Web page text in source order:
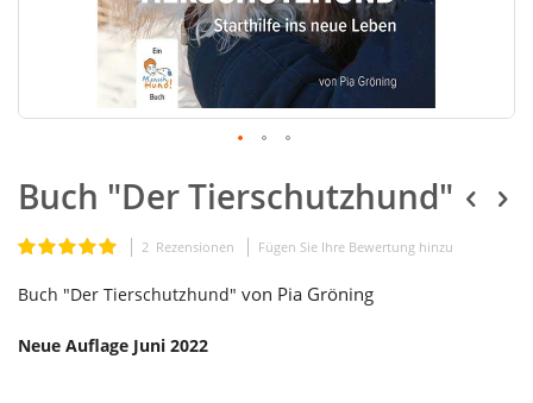
Buch "Der Tierschutzhund"
Bewertung: 2 Rezensionen Fügen Sie Ihre Bewertung hinzu
Buch "Der Tierschutzhund" von Pia Gröning
Neue Auflage Juni 2022